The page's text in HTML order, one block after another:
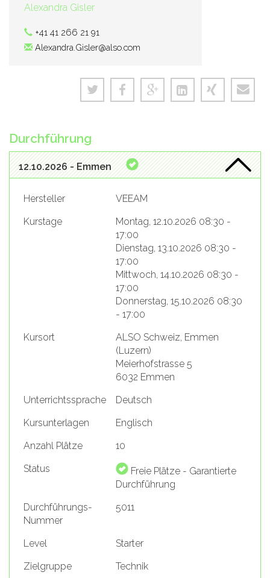
Alexandra Gisler
+41 41 266 21 91
Alexandra.Gisler@also.com
Durchführung
12.10.2026 - Emmen
Hersteller
VEEAM
Kurstage
Montag, 12.10.2026 08:30 -
17:00
Dienstag, 13.10.2026 08:30 -
17:00
Mittwoch, 14.10.2026 08:30 -
17:00
Donnerstag, 15.10.2026 08:30
- 17:00
Kursort
ALSO Schweiz, Emmen
(Luzern)
Meierhofstrasse 5
6032 Emmen
Unterrichtssprache
Deutsch
Kursunterlagen
Englisch
Anzahl Plätze
10
Status
Freie Plätze - Garantierte
Durchführung
Durchführungs-
Nummer
5011
Level
Starter
Zielgruppe
Technik